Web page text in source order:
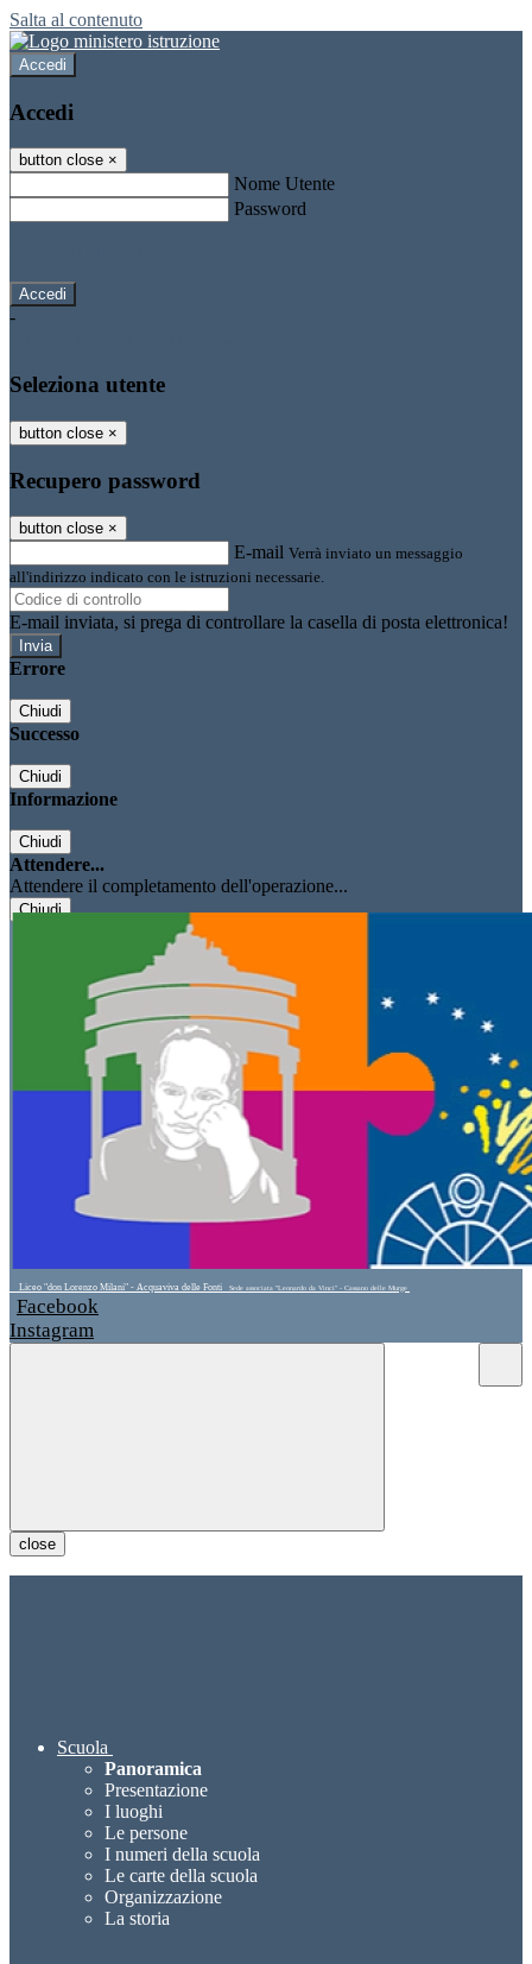
Salta al contenuto
Accedi
Accedi
button close ×
Nome Utente
Password
-
Seleziona utente
button close ×
Recupero password
button close ×
E-mail Verrà inviato un messaggio
all'indirizzo indicato con le istruzioni necessarie.
E-mail inviata, si prega di controllare la casella di posta elettronica!
Errore
Chiudi
Successo
Chiudi
Informazione
Chiudi
Attendere...
Attendere il completamento dell'operazione...
Chiudi
Liceo "don Lorenzo Milani" - Acquaviva delle Fonti Sede associata "Leonardo da Vinci" - Cassano delle Murge
Facebook
Instagram
close
Scuola
Panoramica
Presentazione
I luoghi
Le persone
I numeri della scuola
Le carte della scuola
Organizzazione
La storia